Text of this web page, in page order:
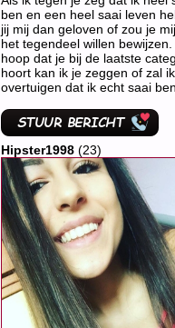
ben en een heel saai leven
jij mij dan geloven of zou je
het tegendeel willen bewijzen.
hoop dat je bij de laatste
hoort kan ik je zeggen of zal
overtuigen dat ik echt saai
Hipster1998 (23)